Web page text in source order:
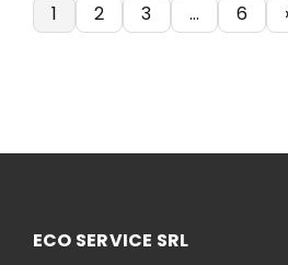
1 2 3 … 6 ›
ECO SERVICE SRL